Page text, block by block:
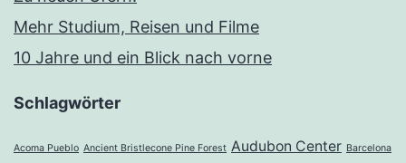
Mehr Studium, Reisen und Filme
10 Jahre und ein Blick nach vorne
Schlagwörter
Acoma Pueblo Ancient Bristlecone Pine Forest Audubon Center Barcelona